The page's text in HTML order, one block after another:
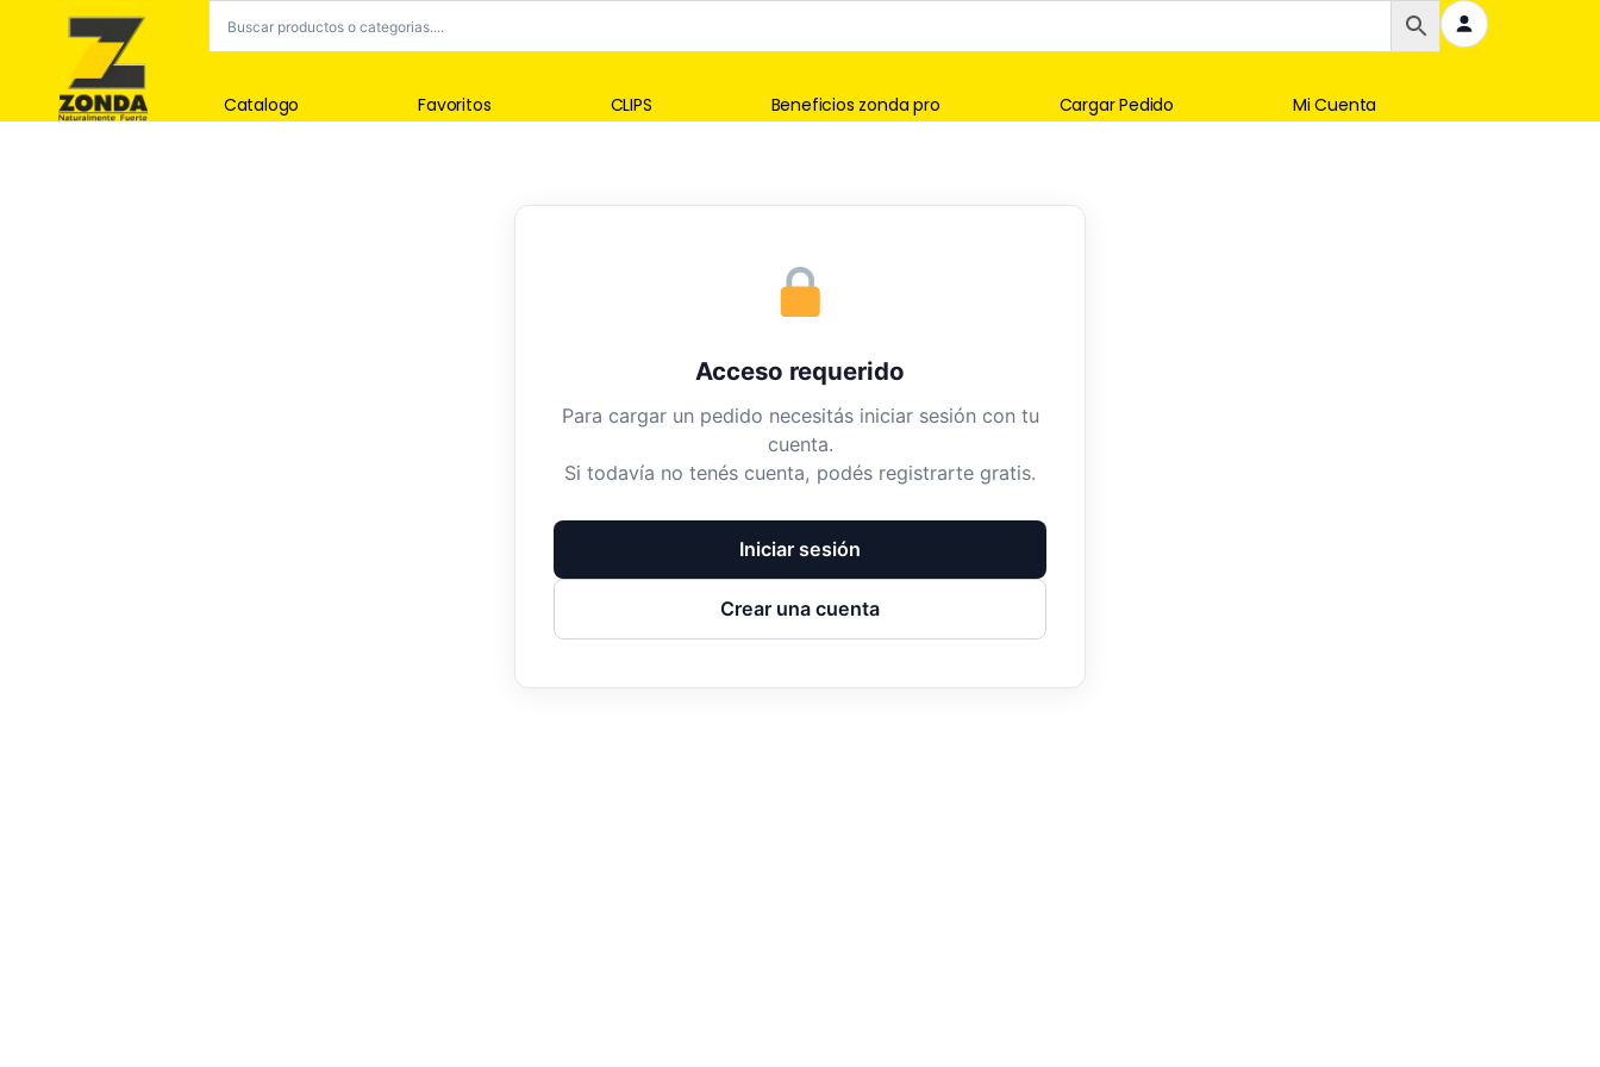
Catalogo Favoritos CLIPS Beneficios zonda pro Cargar Pedido Mi Cuenta
Acceso requerido
Para cargar un pedido necesitás iniciar sesión con tu
cuenta.
Si todavía no tenés cuenta, podés registrarte gratis.
Iniciar sesión
Crear una cuenta